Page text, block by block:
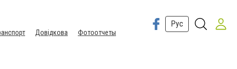
Довідкова Фотоотчеты
Рус